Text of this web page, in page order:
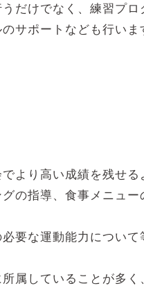
だけでなく、練習プロ
サポートなども行いま
より高い成績を残せる
の指導、食事メニュー
要な運動能力について
属していることが多く